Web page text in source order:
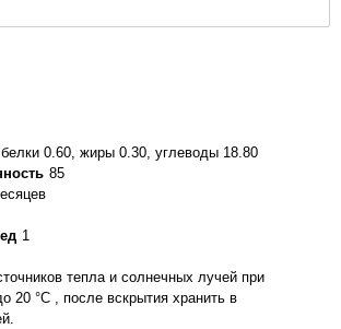
белки 0.60, жиры 0.30, углеводы 18.80
85
1
тепла и солнечных лучей при
20 °C , после вскрытия хранить в